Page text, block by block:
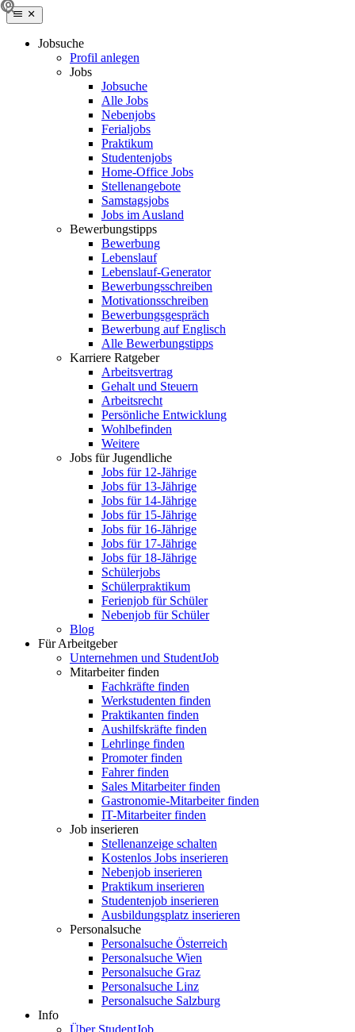
Jobsuche
Profil anlegen
Jobs
Jobsuche
Alle Jobs
Nebenjobs
Ferialjobs
Praktikum
Studentenjobs
Home-Office Jobs
Stellenangebote
Samstagsjobs
Jobs im Ausland
Bewerbungstipps
Bewerbung
Lebenslauf
Lebenslauf-Generator
Bewerbungsschreiben
Motivationsschreiben
Bewerbungsgespräch
Bewerbung auf Englisch
Alle Bewerbungstipps
Karriere Ratgeber
Arbeitsvertrag
Gehalt und Steuern
Arbeitsrecht
Persönliche Entwicklung
Wohlbefinden
Weitere
Jobs für Jugendliche
Jobs für 12-Jährige
Jobs für 13-Jährige
Jobs für 14-Jährige
Jobs für 15-Jährige
Jobs für 16-Jährige
Jobs für 17-Jährige
Jobs für 18-Jährige
Schülerjobs
Schülerpraktikum
Ferienjob für Schüler
Nebenjob für Schüler
Blog
Für Arbeitgeber
Unternehmen und StudentJob
Mitarbeiter finden
Fachkräfte finden
Werkstudenten finden
Praktikanten finden
Aushilfskräfte finden
Lehrlinge finden
Promoter finden
Fahrer finden
Sales Mitarbeiter finden
Gastronomie-Mitarbeiter finden
IT-Mitarbeiter finden
Job inserieren
Stellenanzeige schalten
Kostenlos Jobs inserieren
Nebenjob inserieren
Praktikum inserieren
Studentenjob inserieren
Ausbildungsplatz inserieren
Personalsuche
Personalsuche Österreich
Personalsuche Wien
Personalsuche Graz
Personalsuche Linz
Personalsuche Salzburg
Info
Über StudentJob